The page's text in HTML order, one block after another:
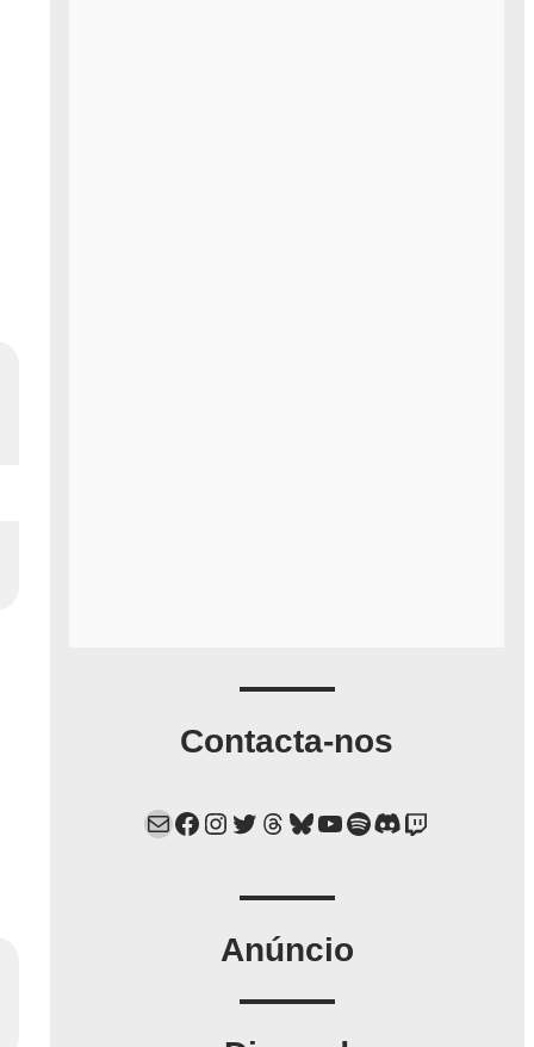
Contacta-nos
Mail Facebook Instagram Twitter Threads Bluesky YouTube Spotify Discord Twitch
Anúncio